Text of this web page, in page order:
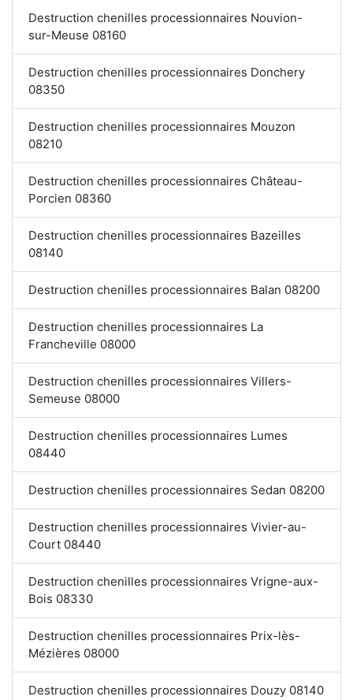
Destruction chenilles processionnaires Nouvion-
sur-Meuse 08160
Destruction chenilles processionnaires Donchery
08350
Destruction chenilles processionnaires Mouzon
08210
Destruction chenilles processionnaires Château-
Porcien 08360
Destruction chenilles processionnaires Bazeilles
08140
Destruction chenilles processionnaires Balan 08200
Destruction chenilles processionnaires La
Francheville 08000
Destruction chenilles processionnaires Villers-
Semeuse 08000
Destruction chenilles processionnaires Lumes
08440
Destruction chenilles processionnaires Sedan 08200
Destruction chenilles processionnaires Vivier-au-
Court 08440
Destruction chenilles processionnaires Vrigne-aux-
Bois 08330
Destruction chenilles processionnaires Prix-lès-
Mézières 08000
Destruction chenilles processionnaires Douzy 08140